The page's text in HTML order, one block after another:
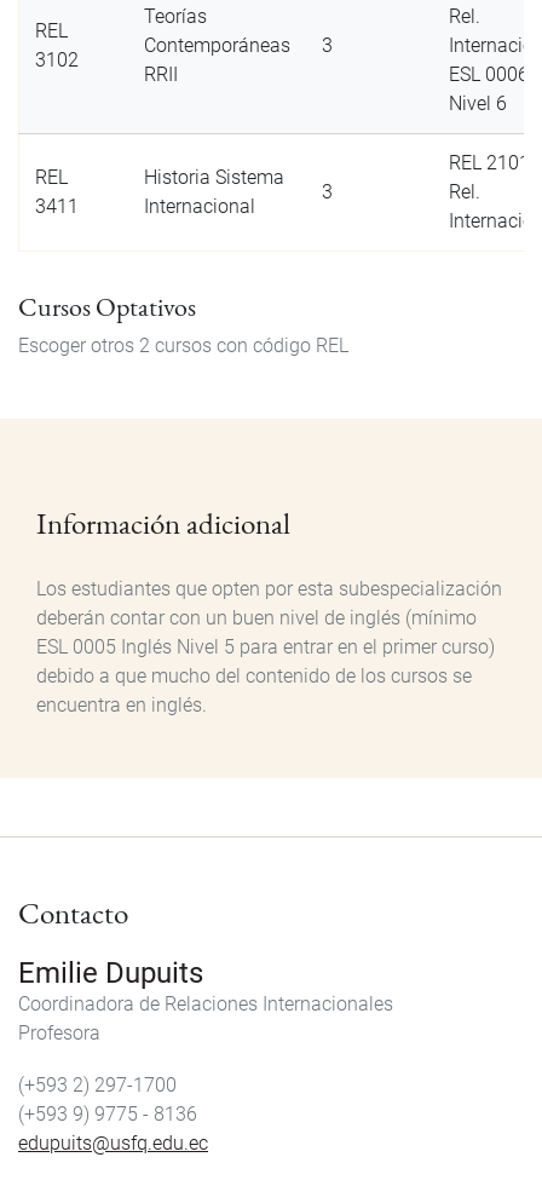
REL
3102
Teorías
Contemporáneas
RRII
3
Rel.
ESL 0006
Nivel 6
REL
3411
Historia Sistema
Internacional
3
REL 2101
Rel.
Cursos Optativos
Escoger otros 2 cursos con código REL
Información adicional
Los estudiantes que opten por esta subespecialización
deberán contar con un buen nivel de inglés (mínimo
ESL 0005 Inglés Nivel 5 para entrar en el primer curso)
debido a que mucho del contenido de los cursos se
encuentra en inglés.
Contacto
Emilie Dupuits
Coordinadora de Relaciones Internacionales
Profesora
(+593 2) 297-1700
(+593 9) 9775 - 8136
edupuits@usfq.edu.ec